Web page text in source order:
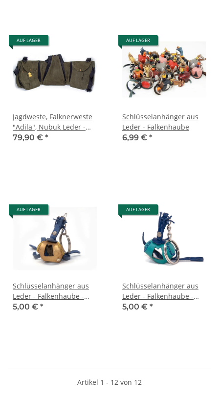
AUF LAGER
Jagdweste, Falknerweste
"Adila", Nubuk Leder -
Olivgrün
79,90 € *
AUF LAGER
Schlüsselanhänger aus
Leder - Falkenhaube
6,99 € *
AUF LAGER
Schlüsselanhänger aus
Leder - Falkenhaube -
Mod. 01
5,00 € *
AUF LAGER
Schlüsselanhänger aus
Leder - Falkenhaube -
Mod. 03
5,00 € *
Artikel 1 - 12 von 12